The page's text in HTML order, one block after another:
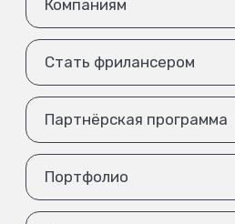
Компаниям
Стать фрилансером
Партнёрская программа
Портфолио